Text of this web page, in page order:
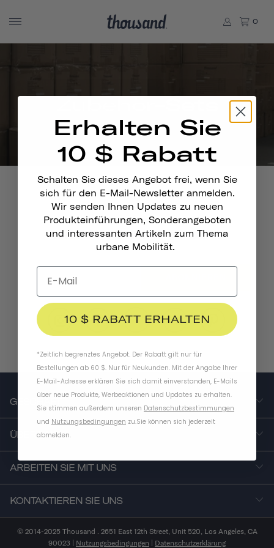
0
Bleiben Sie In Kontakt
GESCHÄFT
ÜBER UNS
ARBEITEN SIE MIT UNS
KONTAKTIEREN SIE UNS
© 2014-2025 Thousand . 2651 East 12th Street, Unit 520, Los Angeles, CA
90023 | Nutzungsbedingungen | Datenschutzerklärung
Erhalten Sie
10 $ Rabatt
Schalten Sie dieses Angebot frei, wenn Sie
sich für den E-Mail-Newsletter anmelden.
Wir senden Ihnen Updates zu neuen
Produkteinführungen, Sonderangeboten
und interessanten Artikeln zum Thema
urbane Mobilität.
10 $ RABATT ERHALTEN
*Zeitlich begrenztes Angebot. Der Rabatt gilt nur für
Bestellungen ab 60 $. Nur für Neukunden. Mit der Angabe Ihrer
E-Mail-Adresse erklären Sie sich damit einverstanden, E-Mails
über neue Produkte, Werbeaktionen und Updates zu erhalten.
Sie stimmen außerdem unseren Datenschutzbestimmungen
und Nutzungsbedingungen zu.Sie können sich jederzeit
abmelden.